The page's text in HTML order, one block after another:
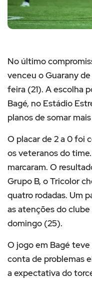
No último
venceu o Guarany
feira (21). A escolha
Bagé, no Estádio
planos de somar
O placar de 2 a 0 foi
os veteranos do
marcaram. O
Grupo B, o Tricolor
quatro rodadas. Um
as atenções do
domingo (25).
O jogo em Bagé
conta de problemas
a expectativa do